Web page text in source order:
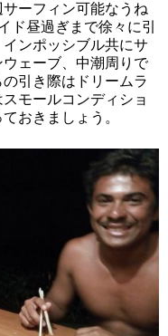
ーフィン可能なうね
ド昼過ぎまで徐々に引
ンポッシブル共にサ
ェーブ、中潮周りで
引き際はドリームラ
モールコンディショ
おきましょう。